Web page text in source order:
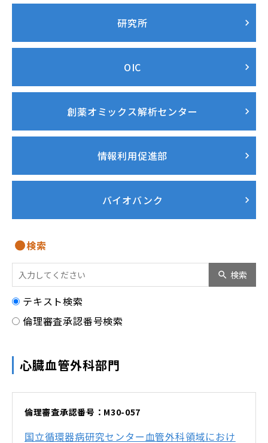
研究所
OIC
創薬オミックス解析センター
情報利用促進部
バイオバンク
検索
検索
テキスト検索
倫理審査承認番号検索
心臓血管外科部門
倫理審査承認番号：M30-057
国立循環器病研究センター血管外科領域におけ